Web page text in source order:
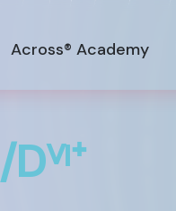
Across® Academy
/Dⱽᴵ⁺